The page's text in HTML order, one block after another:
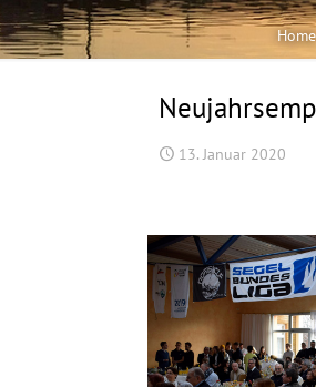
Home
13. Januar 2020